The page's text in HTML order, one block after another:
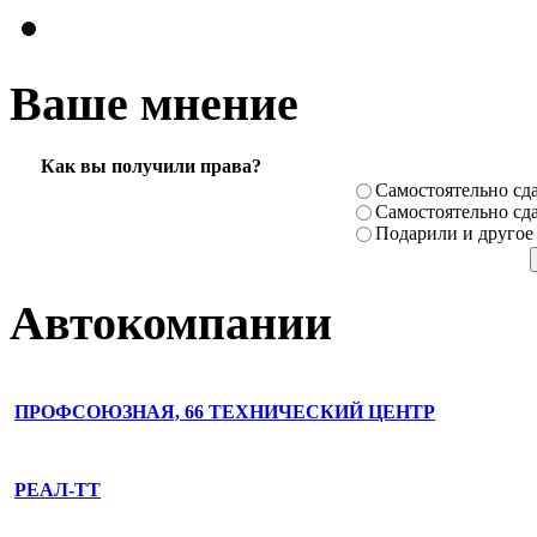
Ваше мнение
Как вы получили права?
Самостоя­тельно
Самостоя­тельно
Подарили­ и другое
Автокомпании
ПРОФСОЮЗНАЯ, 66 ТЕХНИЧЕСКИЙ ЦЕНТР
РЕАЛ-ТТ